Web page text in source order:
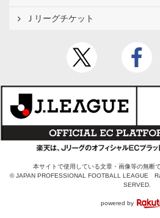
Ｊリーグチケット
本サイトで使用している文章・画像等の無断
© JAPAN PROFESSIONAL FOOTBALL LEAGUE
SERVED.
powered by